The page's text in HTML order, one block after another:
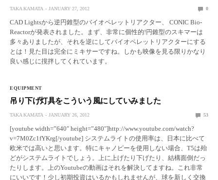
TAKA KAMATA JANUARY 27, 2012 0
CAD Lightsから逆円錐型のバイオペレットリアクター、 CONIC Bio-
Reactorが発表されました。まず、非常に個性的!円錐型のスキマーは
多々ありましたが、それを逆にしてバイオペレットリアクターにする
とは！見た目は完全にミキサーですね。しかも映像を見る限りかなり
良い感じに撹拌してくれています。
EQUIPMENT
吊り下げ灯具をこういう風にしていみました
TAKA KAMATA JANUARY 26, 2012 53
[youtube width=”640″ height=”480″]http://www.youtube.com/watch?
v=7M0Zc1fYKrg[/youtube] システムライトの使用率は、日本に比べて
欧米では高いと思います。特にキャノピーを使用しない場合、T5は殆
どがシステムライトでしょう。上に上げたり下げたり、結構面倒だっ
たりします。上のYoutubeの動画はそれを解決してますね。これ非常
にいいです！少し初期投資はいるかもしれませんが、球を新しく交換